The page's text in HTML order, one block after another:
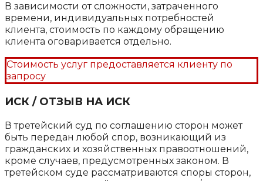
В зависимости от сложности, затраченного
времени, индивидуальных потребностей
клиента, стоимость по каждому обращению
клиента оговаривается отдельно.
Стоимость услуг предоставляется клиенту по
запросу
ИСК / ОТЗЫВ НА ИСК
В третейский суд по соглашению сторон может
быть передан любой спор, возникающий из
гражданских и хозяйственных правоотношений,
кроме случаев, предусмотренных законом. В
третейском суде рассматриваются споры сторон,